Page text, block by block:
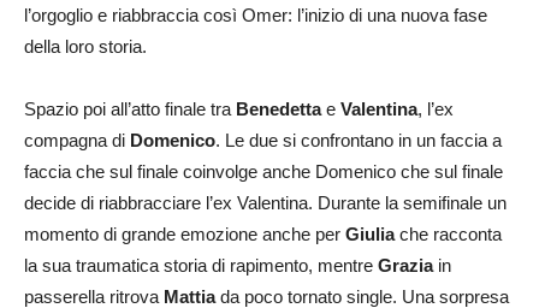
l’orgoglio e riabbraccia così Omer: l’inizio di una nuova fase
della loro storia.
Spazio poi all’atto finale tra Benedettae Valentina, l’ex
compagna di Domenico. Le due si confrontano in un faccia a
faccia che sul finale coinvolge anche Domenico che sul finale
decide di riabbracciare l’ex Valentina. Durante la semifinale un
momento di grande emozione anche per Giuliache racconta
la sua traumatica storia di rapimento, mentre Graziain
passerella ritrova Mattiada poco tornato single. Una sorpresa